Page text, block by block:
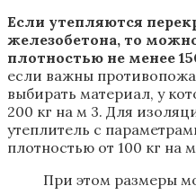
Если утепляются
железобетона, то
плотностью не менее
если важны
выбирать материал, у
200 кг на м 3. Для
утеплитель с
плотностью от 100 кг на
При этом размеры